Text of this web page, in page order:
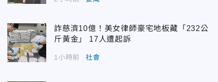
詐慈濟10億！美女律師豪宅地板藏「232公
斤黃金」 17人遭起訴
1小時前 社會